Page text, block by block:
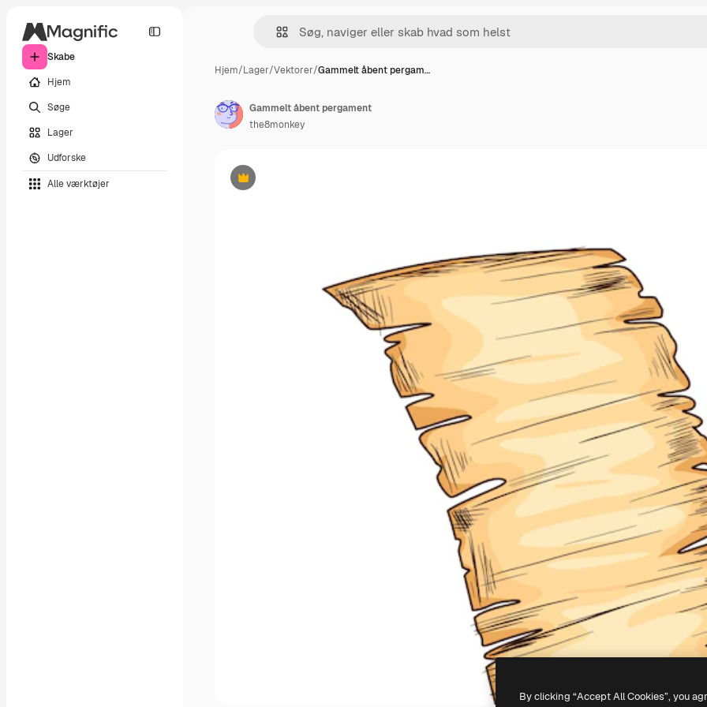
Skabe
Hjem
Søge
Lager
Udforske
Alle værktøjer
Hjem/Lager/Vektorer/Gammelt åbent pergam…
Præmie
Gammelt åbent pergament
the8monkey
By clicking “Accept All Cookies”, you